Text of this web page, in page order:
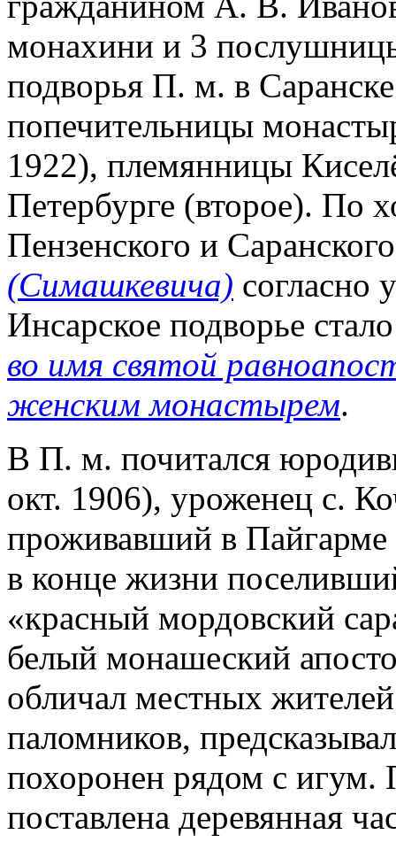
монахини и 3
подворья П. м. в
попечительницы
1922), племянницы
Петербурге (второе). По
Пензенского и
(Симашкевича) согласно
Инсарское подворье
во имя святой
женским монастырем.
В П. м. почитался
окт. 1906), уроженец с.
проживавший в Пайгарме
в конце жизни
«красный мордовский
белый монашеский
обличал местных
паломников,
похоронен рядом с игум.
поставлена деревянная